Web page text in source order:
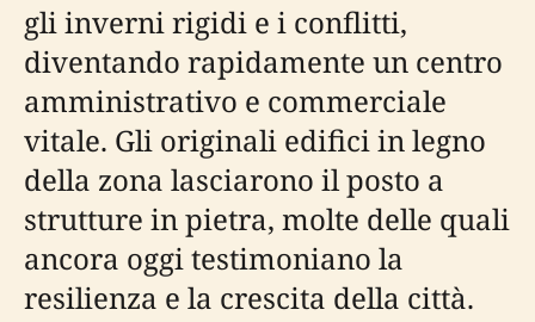
gli inverni rigidi e i conflitti,
diventando rapidamente un centro
amministrativo e commerciale
vitale. Gli originali edifici in legno
della zona lasciarono il posto a
strutture in pietra, molte delle quali
ancora oggi testimoniano la
resilienza e la crescita della città.